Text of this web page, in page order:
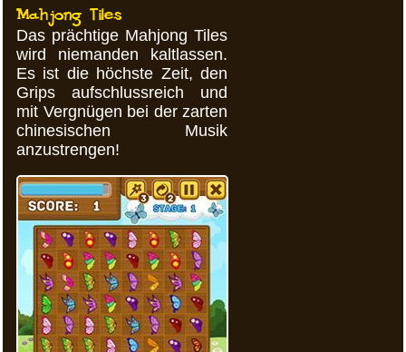
Mahjong Tiles
Das prächtige Mahjong Tiles
wird niemanden kaltlassen.
Es ist die höchste Zeit, den
Grips aufschlussreich und
mit Vergnügen bei der zarten
chinesischen Musik
anzustrengen!